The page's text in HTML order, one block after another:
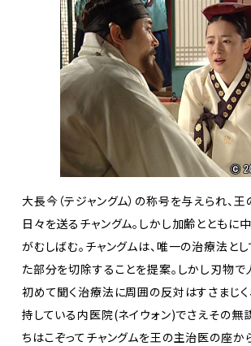
大長今（テジャングム）の称号を与えられ、
日々を送るチャングム。しかし加齢とともに
がむしばむ。チャングムは、唯一の治療法と
た部分を切除することを提案。しかし刃物で
初めて聞く治療法に周囲の反対はすさまじく
持している内医院(ネイウォン)でさえその無
ちはこぞってチャングムを王の主治医の座か